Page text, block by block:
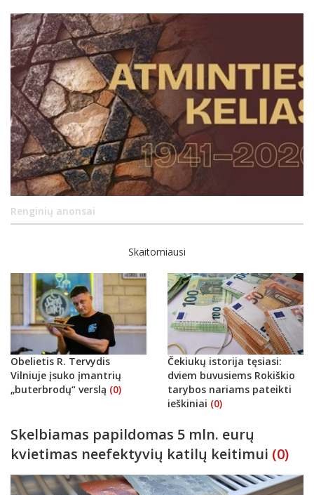
Renginių anonsai
Skaitomiausi
Obelietis R. Tervydis
Vilniuje įsuko įmantrių
„buterbrodų“ verslą (0)
Čekiukų istorija tęsiasi:
dviem buvusiems Rokiškio
tarybos nariams pateikti
ieškiniai (0)
Skelbiamas papildomas 5 mln. eurų
kvietimas neefektyvių katilų keitimui (0)